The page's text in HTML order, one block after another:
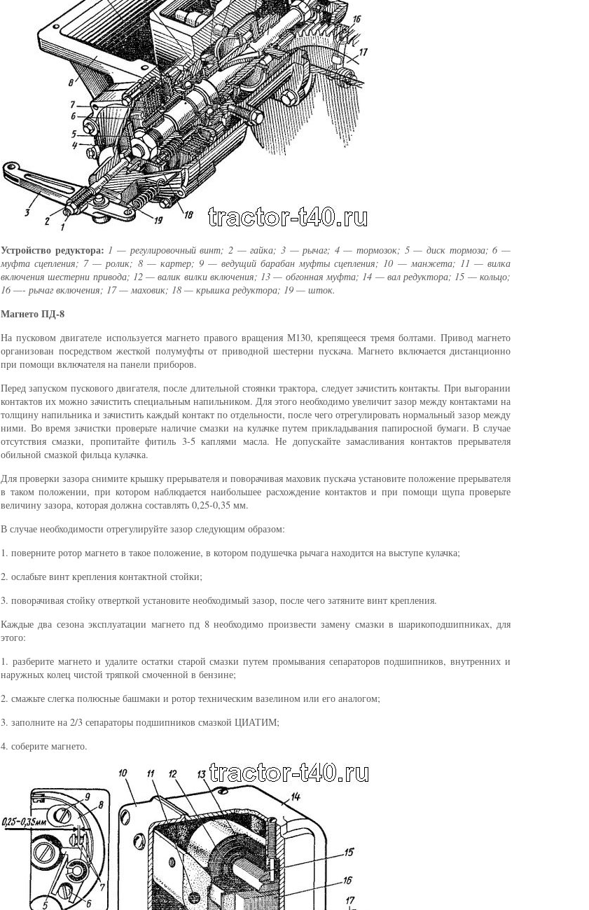
Устройство редуктора: 1 — регулировочный винт; 2 — гайка; 3 — рычаг; 4 — тормозок; 5 — диск тормоза; 6 —
муфта сцепления; 7 — ролик; 8 — картер; 9 — ведущий барабан муфты сцепления; 10 — манжета; 11 — вилка
включения шестерни привода; 12 — валик вилки включения; 13 — обгонная муфта; 14 — вал редуктора; 15 — кольцо;
16 —- рычаг включения; 17 — маховик; 18 — крышка редуктора; 19 — шток.
Магнето ПД-8
На пусковом двигателе используется магнето правого вращения М130, крепящееся тремя болтами. Привод магнето
организован посредством жесткой полумуфты от приводной шестерни пускача. Магнето включается дистанционно
при помощи включателя на панели приборов.
Перед запуском пускового двигателя, после длительной стоянки трактора, следует зачистить контакты. При выгорании
контактов их можно зачистить специальным напильником. Для этого необходимо увеличит зазор между контактами на
толщину напильника и зачистить каждый контакт по отдельности, после чего отрегулировать нормальный зазор между
ними. Во время зачистки проверьте наличие смазки на кулачке путем прикладывания папиросной бумаги. В случае
отсутствия смазки, пропитайте фитиль 3-5 каплями масла. Не допускайте замасливания контактов прерывателя
обильной смазкой фильца кулачка.
Для проверки зазора снимите крышку прерывателя и поворачивая маховик пускача установите положение прерывателя
в таком положении, при котором наблюдается наибольшее расхождение контактов и при помощи щупа проверьте
величину зазора, которая должна составлять 0,25-0,35 мм.
В случае необходимости отрегулируйте зазор следующим образом:
1. поверните ротор магнето в такое положение, в котором подушечка рычага находится на выступе кулачка;
2. ослабьте винт крепления контактной стойки;
3. поворачивая стойку отверткой установите необходимый зазор, после чего затяните винт крепления.
Каждые два сезона эксплуатации магнето пд 8 необходимо произвести замену смазки в шарикоподшипниках, для
этого:
1. разберите магнето и удалите остатки старой смазки путем промывания сепараторов подшипников, внутренних и
наружных колец чистой тряпкой смоченной в бензине;
2. смажьте слегка полюсные башмаки и ротор техническим вазелином или его аналогом;
3. заполните на 2/3 сепараторы подшипников смазкой ЦИАТИМ;
4. соберите магнето.